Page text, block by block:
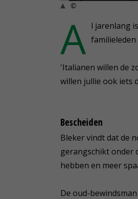
©
A l jarenlang
'Italianen willen de
willen jullie ook iets
Bescheiden
Bleker vindt dat de
gerangschikt onder
hebben en meer
De oud-